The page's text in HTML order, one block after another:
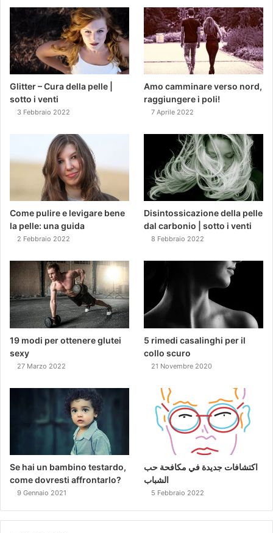
Glitter – Cura della pelle |
sotto i venti
3 Febbraio 2022
Amo camminare verso nord,
raggiungere i poli!
7 Aprile 2022
Come pulire e levigare bene
la pelle: una guida
2 Febbraio 2022
Disintossicazione della pelle
dal carbonio | sotto i venti
8 Febbraio 2022
19 modi per ottenere glutei
sexy
27 Marzo 2022
5 rimedi casalinghi per il
collo scuro
21 Novembre 2020
Se hai un bambino testardo,
come dovresti affrontarlo?
9 Gennaio 2021
اكتشافات جديدة في مكافحة حب
الشباب
5 Febbraio 2022